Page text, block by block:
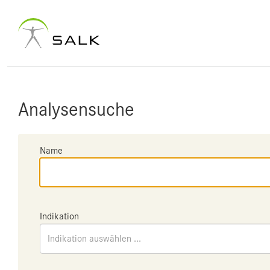
Analysensuche
Name
Indikation
Indikation auswählen ...